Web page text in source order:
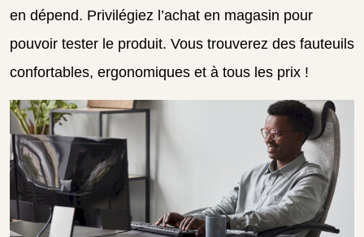
en dépend. Privilégiez l’achat en magasin pour
pouvoir tester le produit. Vous trouverez des fauteuils
confortables, ergonomiques et à tous les prix !